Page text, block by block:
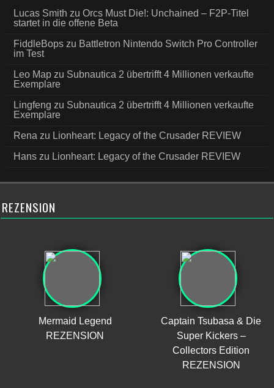
Lucas Smith zu Orcs Must Die!: Unchained – F2P-Titel
startet in die offene Beta
FiddleBops zu Battletron Nintendo Switch Pro Controller
im Test
Leo Map zu Subnautica 2 übertrifft 4 Millionen verkaufte
Exemplare
Lingfeng zu Subnautica 2 übertrifft 4 Millionen verkaufte
Exemplare
Rena zu Lionheart: Legacy of the Crusader REVIEW
Hans zu Lionheart: Legacy of the Crusader REVIEW
REZENSION
Mermaid Legend
REZENSION
Captain Tsubasa & Die
Super Kickers –
Collectors Edition
REZENSION